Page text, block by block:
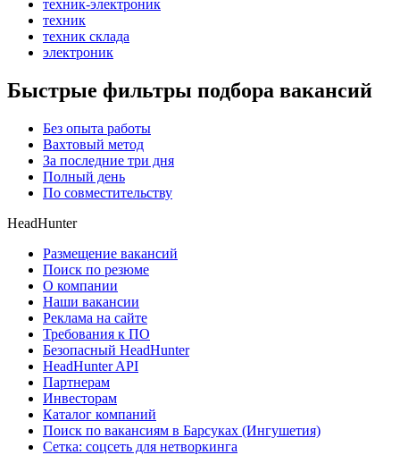
техник-электроник
техник
техник склада
электроник
Быстрые фильтры подбора вакансий
Без опыта работы
Вахтовый метод
За последние три дня
Полный день
По совместительству
HeadHunter
Размещение вакансий
Поиск по резюме
О компании
Наши вакансии
Реклама на сайте
Требования к ПО
Безопасный HeadHunter
HeadHunter API
Партнерам
Инвесторам
Каталог компаний
Поиск по вакансиям в Барсуках (Ингушетия)
Сетка: соцсеть для нетворкинга